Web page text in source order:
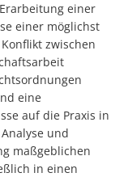
einer
einer möglichst
zwischen
eine
auf die Praxis in
und
maßgeblichen
in einen